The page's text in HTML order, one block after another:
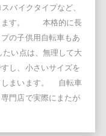
バイクタイプなど、
ります。 本格的に長
の子供用自転車もあ
い点は、無理して大
し、小さいサイズを
しまいます。 自転車
門店で実際にまたが